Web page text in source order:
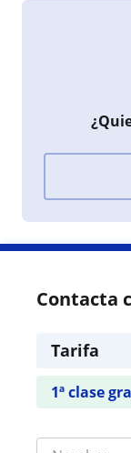
Contacta
Tarifa
1ª clase